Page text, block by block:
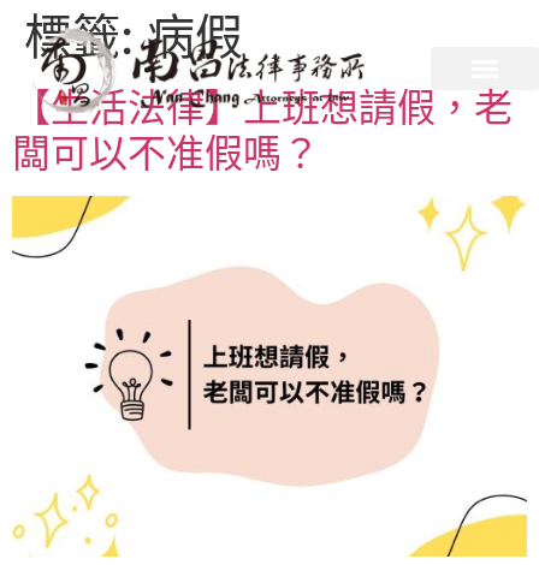
標籤:病假
【生活法律】上班想請假，老
闆可以不准假嗎？